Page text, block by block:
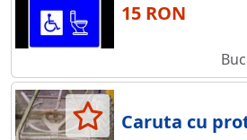
15 RON
Caruta cu